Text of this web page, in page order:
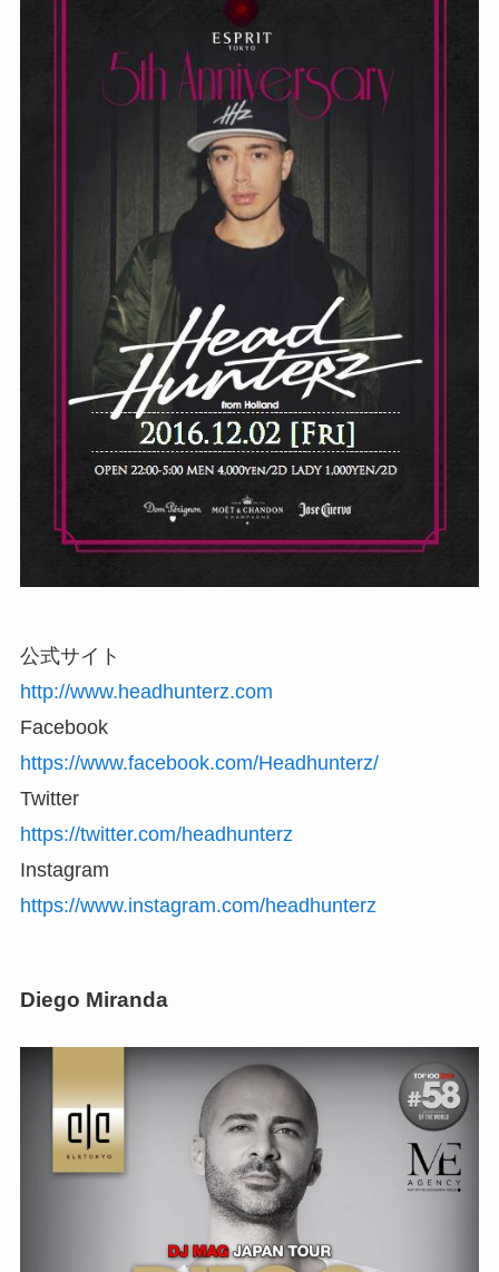
公式サイト
http://www.headhunterz.com
Facebook
https://www.facebook.com/Headhunterz/
Twitter
https://twitter.com/headhunterz
Instagram
https://www.instagram.com/headhunterz
Diego Miranda